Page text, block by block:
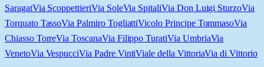
SaragatVia ScoppettieriVia SoleVia SpitaliVia Don Luigi SturzoVia
Torquato TassoVia Palmiro TogliattiVicolo Principe TommasoVia
Chiasso TorreVia ToscanaVia Filippo TuratiVia UmbriaVia
VenetoVia VespucciVia Padre VintiViale della VittoriaVia di Vittorio